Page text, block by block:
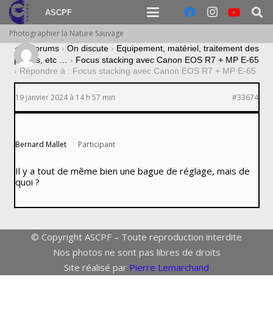
ASCPF
Photographier la Nature Sauvage
› Forums › On discute › Equipement, matériel, traitement des
photos, etc … › Focus stacking avec Canon EOS R7 + MP E-65
› Répondre à : Focus stacking avec Canon EOS R7 + MP E-65
19 janvier 2024 à 14 h 57 min #33674
Bernard Mallet Participant
Il y a tout de même bien une bague de réglage, mais de
quoi ?
© Copyright ASCPF – Toute reproduction interdite
Nos photos ne sont pas libres de droits
Site réalisé par Pierre Lemarchand